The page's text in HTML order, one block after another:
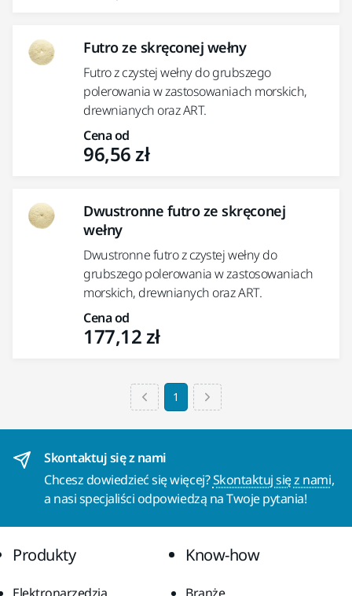
Futro ze skręconej wełny
Futro z czystej wełny do grubszego
polerowania w zastosowaniach morskich,
drewnianych oraz ART.
Cena od
96,56 zł
Dwustronne futro ze skręconej
wełny
Dwustronne futro z czystej wełny do
grubszego polerowania w zastosowaniach
morskich, drewnianych oraz ART.
Cena od
177,12 zł
1
Skontaktuj się z nami
Chcesz dowiedzieć się więcej?Skontaktuj się z nami,
a nasi specjaliści odpowiedzą na Twoje pytania!
Produkty Know-how